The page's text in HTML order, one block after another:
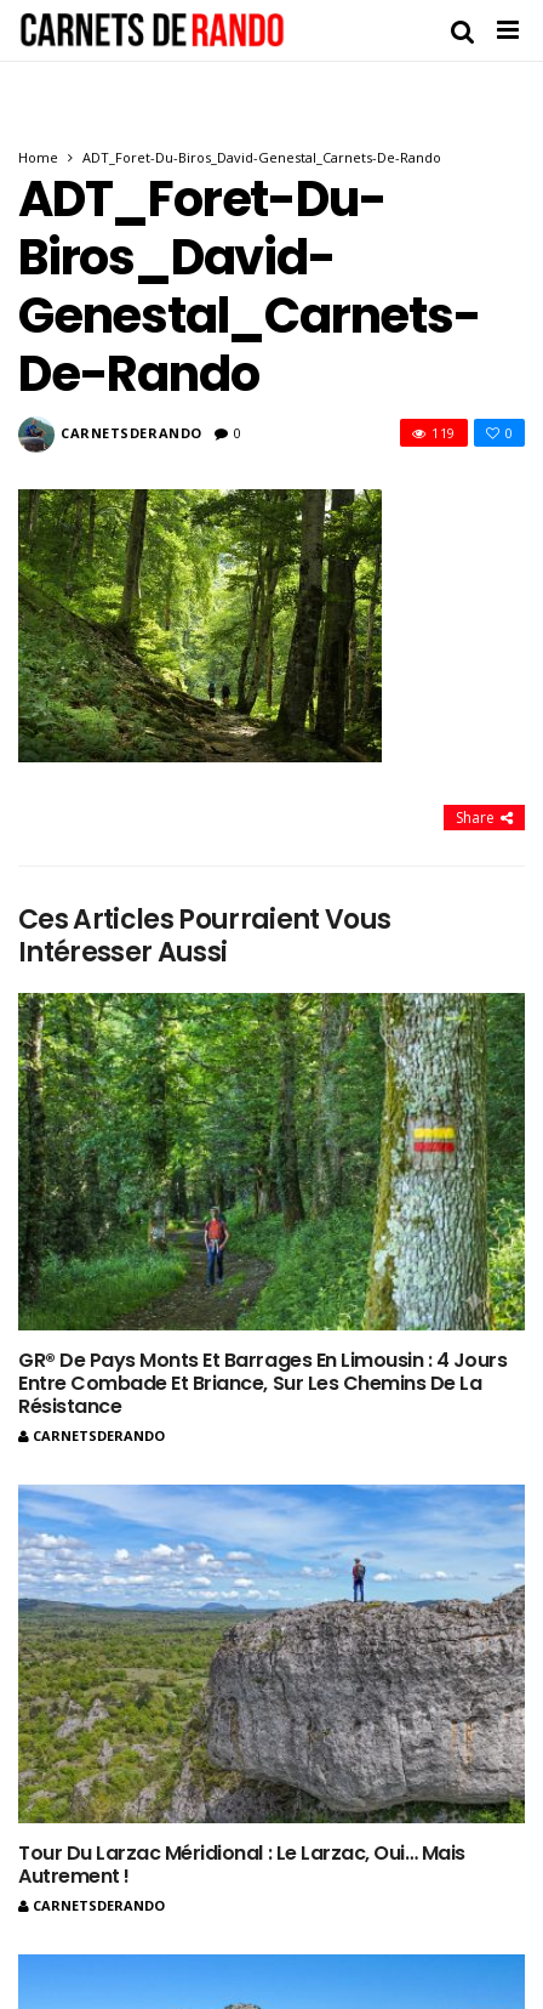
Home ADT_Foret-Du-Biros_David-Genestal_Carnets-De-Rando
ADT_Foret-Du-
Biros_David-
Genestal_Carnets-
De-Rando
CARNETSDERANDO 0 0
119
Share
Ces Articles Pourraient Vous
Intéresser Aussi
GR® De Pays Monts Et Barrages En Limousin : 4 Jours
Entre Combade Et Briance, Sur Les Chemins De La
Résistance
CARNETSDERANDO
Tour Du Larzac Méridional : Le Larzac, Oui… Mais
Autrement !
CARNETSDERANDO